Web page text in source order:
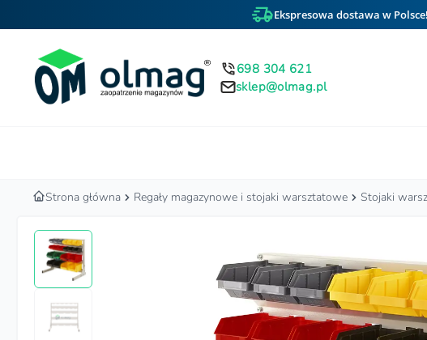
Ekspresowa dostawa w
698 304 621
sklep@olmag.pl
Home
Strona główna Regały magazynowe i stojaki warsztatowe Stojaki